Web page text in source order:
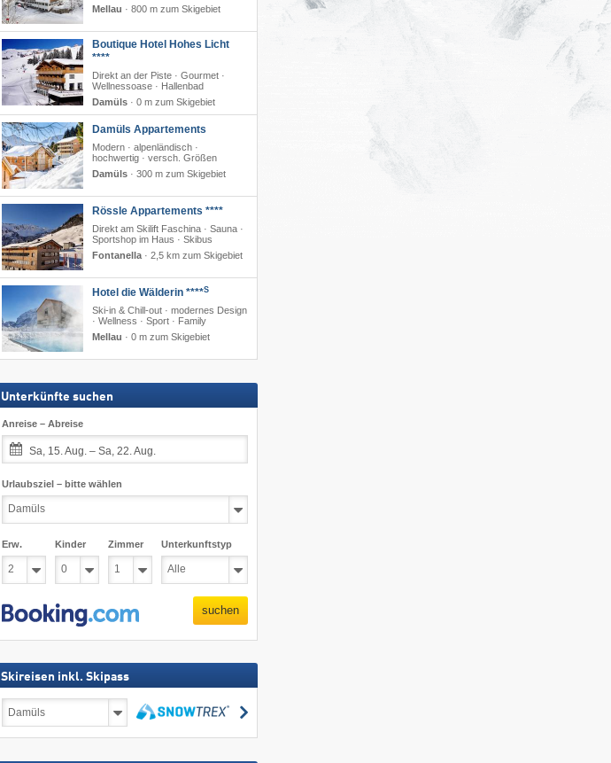
Mellau · 800 m zum Skigebiet
Boutique Hotel Hohes Licht
****
Direkt an der Piste · Gourmet ·
Wellnessoase · Hallenbad
Damüls· 0 m zum Skigebiet
Damüls Appartements
Modern · alpenländisch ·
hochwertig · versch. Größen
Damüls· 300 m zum Skigebiet
Rössle Appartements ****
Direkt am Skilift Faschina · Sauna ·
Sportshop im Haus · Skibus
Fontanella · 2,5 km zum Skigebiet
Hotel die Wälderin ****S
Ski-in & Chill-out · modernes Design
· Wellness · Sport · Family
Mellau · 0 m zum Skigebiet
Unterkünfte suchen
Anreise – Abreise
Sa, 15. Aug. – Sa, 22. Aug.
Urlaubsziel – bitte wählen
Erw. Kinder Zimmer Unterkunftstyp
suchen
Skireisen inkl. Skipass
inkl.
suchen